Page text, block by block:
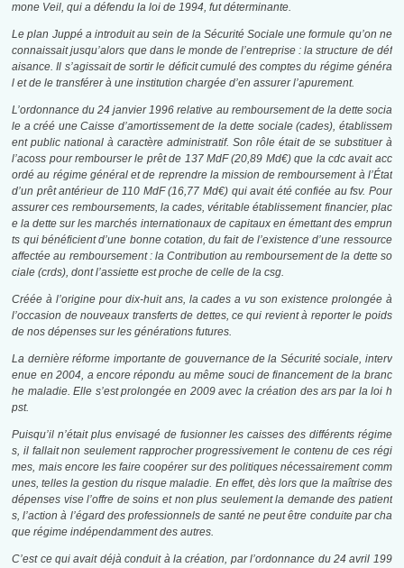
mone Veil, qui a défendu la loi de 1994, fut déterminante.
Le plan Juppé a introduit au sein de la Sécurité Sociale une formule qu’on ne
connaissait jusqu’alors que dans le monde de l’entreprise : la structure de déf
aisance. Il s’agissait de sortir le déficit cumulé des comptes du régime généra
l et de le transférer à une institution chargée d’en assurer l’apurement.
L’ordonnance du 24 janvier 1996 relative au remboursement de la dette socia
le a créé une Caisse d’amortissement de la dette sociale (cades), établissem
ent public national à caractère administratif. Son rôle était de se substituer à
l’acoss pour rembourser le prêt de 137 MdF (20,89 Md€) que la cdcavait acc
ordé au régime général et de reprendre la mission de remboursement à l’État
d’un prêt antérieur de 110 MdF (16,77 Md€) qui avait été confiée aufsv. Pour
assurer ces remboursements, la cades, véritable établissement financier, plac
e la dette sur les marchés internationaux de capitaux en émettant des emprun
ts qui bénéficient d’une bonne cotation, du fait de l’existence d’une ressource
affectée au remboursement : la Contribution au remboursement de la dette so
ciale (crds), dont l’assiette est proche de celle de lacsg.
Créée à l’origine pour dix-huit ans, lacades a vu son existence prolongée à
l’occasion de nouveaux transferts de dettes, ce qui revient à reporter le poids
de nos dépenses sur les générations futures.
La dernière réforme importante de gouvernance de la Sécurité sociale, interv
enue en 2004, a encore répondu au même souci de financement de la branc
he maladie. Elle s’est prolongée en 2009 avec la création desars par la loi h
pst.
Puisqu’il n’était plus envisagé de fusionner les caisses des différents régime
s, il fallait non seulement rapprocher progressivement le contenu de ces régi
mes, mais encore les faire coopérer sur des politiques nécessairement comm
unes, telles la gestion du risque maladie. En effet, dès lors que la maîtrise des
dépenses vise l’offre de soins et non plus seulement la demande des patient
s, l’action à l’égard des professionnels de santé ne peut être conduite par cha
que régime indépendamment des autres.
C’est ce qui avait déjà conduit à la création, par l’ordonnance du 24 avril 199